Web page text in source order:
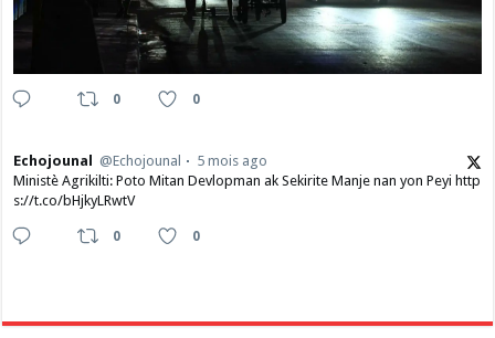
0 0
Echojounal @Echojounal
5 mois ago
Ministè Agrikilti: Poto Mitan Devlopman ak Sekirite Manje nan yon Peyi http
s://t.co/bHjkyLRwtV
0 0